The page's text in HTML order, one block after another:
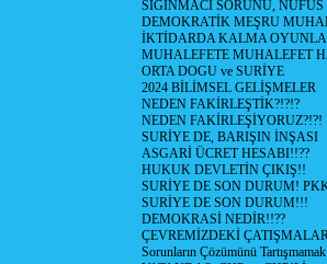
SIGINMACI SORUNU,
DEMOKRATİK MEŞRU
İKTİDARDA KALMA
MUHALEFETE MUHALEFET
ORTA DOGU ve SURİYE
2024 BİLİMSEL GELİŞMELER
NEDEN FAKİRLEŞTİK?!?!?
NEDEN FAKİRLEŞİYORUZ?!?!
SURİYE DE, BARIŞIN İNŞASI
ASGARİ ÜCRET HESABI!!??
HUKUK DEVLETİN ÇIKIŞ!!
SURİYE DE SON DURUM!
SURİYE DE SON DURUM!!!
DEMOKRASİ NEDİR!!??
ÇEVREMİZDEKİ
Sorunların Çözümünü